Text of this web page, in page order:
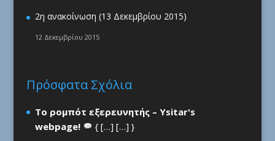
2η ανακοίνωση (13 Δεκεμβρίου 2015)
12 Δεκεμβρίου 2015
Πρόσφατα Σχόλια
Το ρομπότ εξερευνητής – Ysitar's
webpage!
{ […] […] }